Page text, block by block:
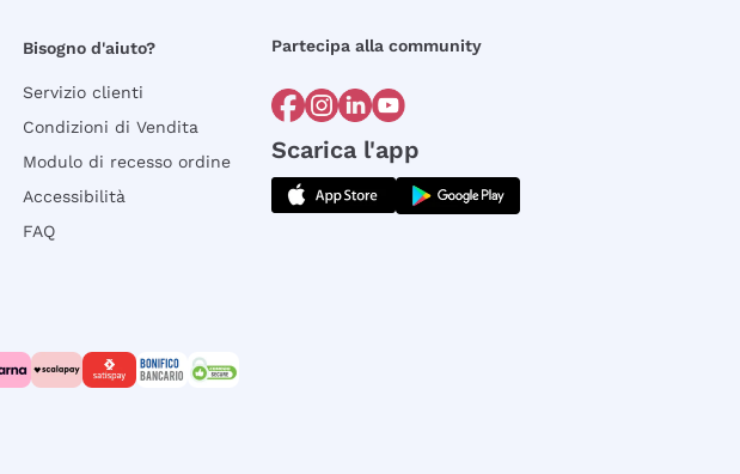
Bisogno d'aiuto?
Servizio clienti
Condizioni di Vendita
Modulo di recesso ordine
Accessibilità
FAQ
Partecipa alla community
Scarica l'app